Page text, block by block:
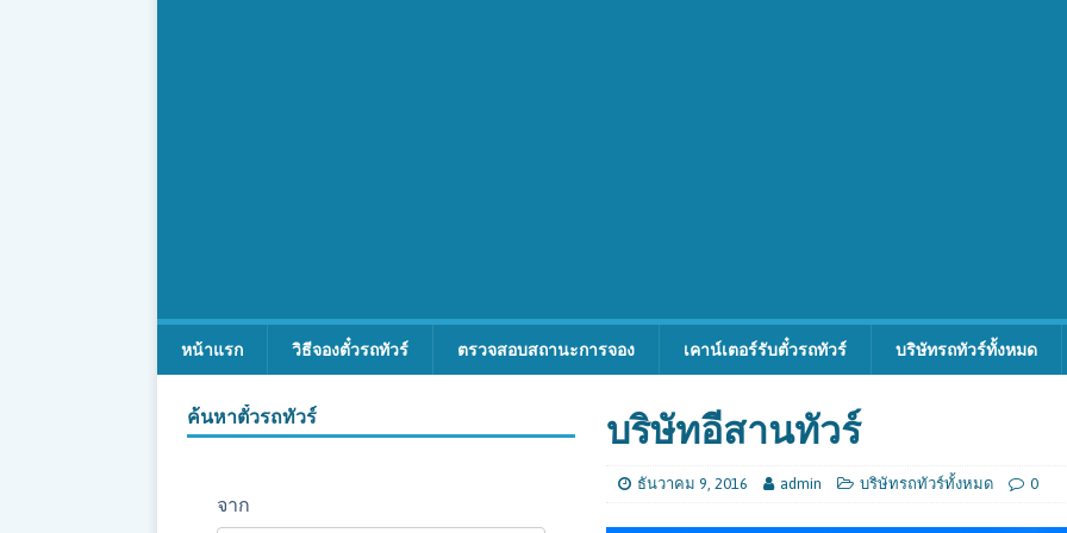
หน้าแรก วิธีจองตั๋วรถทัวร์ ตรวจสอบสถานะการจอง เคาน์เตอร์รับตั๋วรถทัวร์ บริษัทรถทัวร์ทั้งหมด
บริษัทอีสานทัวร์
ธันวาคม 9, 2016 admin บริษัทรถทัวร์ทั้งหมด 0
ค้นหาตั๋วรถทัวร์